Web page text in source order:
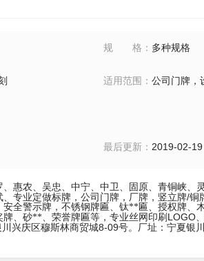
规格 ： 多种规格
适用范围 ： 公司门牌，
最后更新： 2019-02-
惠农、吴忠、中宁、中卫、固原、青铜峡、
专业定做标牌，公司门牌，厂牌，竖立牌/铜
安全警示牌，不锈钢牌匾、钛**匾、授权牌
、砂**、荣誉牌匾等，专业丝网印刷 LOGO
兴庆区穆斯林商贸城8-09号。厂址：宁夏银